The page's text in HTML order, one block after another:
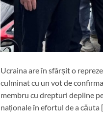
Ucraina are în sfârșit o
culminat cu un vot de
membru cu drepturi depline
naționale în efortul de a căuta